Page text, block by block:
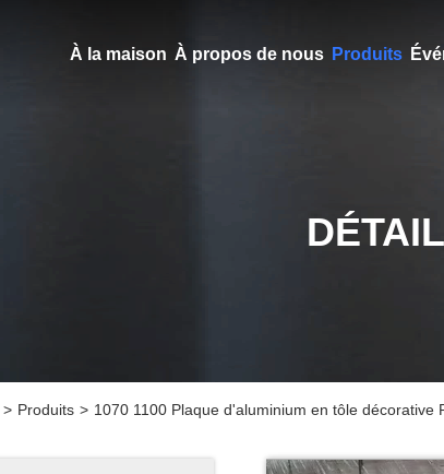
À la maison À propos de nous Produits
> Produits > 1070 1100 Plaque d'aluminium en tôle